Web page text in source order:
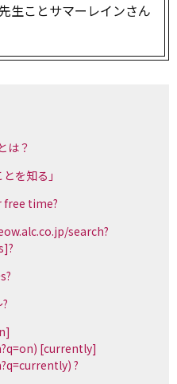
生ことサマーレインさん
は？
を知る」
free time?
search?
[currently]
?